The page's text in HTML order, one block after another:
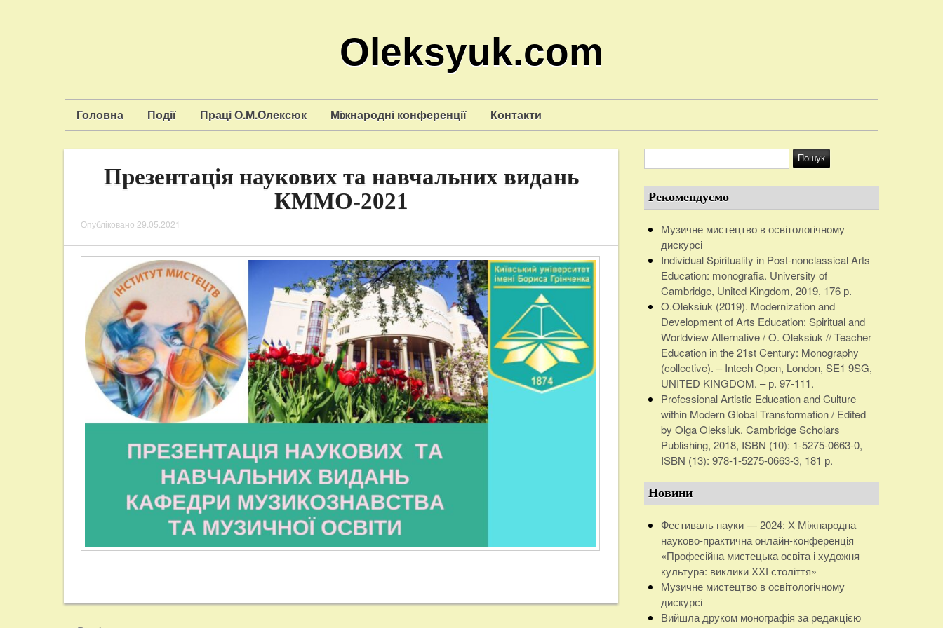
Oleksyuk.com
Головна Події Праці О.М.Олексюк Міжнародні конференції Контакти
Презентація наукових та навчальних видань
КММО-2021
Опубліковано 29.05.2021
Рекомендуємо
Музичне мистецтво в освітологічному
дискурсі
Individual Spirituality in Post-nonclassical Arts
Education: monografia. University of
Cambridge, United Kingdom, 2019, 176 р.
O.Oleksiuk (2019). Modernization and
Development of Arts Education: Spiritual and
Worldview Alternative / O. Oleksiuk // Teacher
Education in the 21st Century: Monography
(collective). – Intech Open, London, SE1 9SG,
UNITED KINGDOM. – р. 97-111.
Professional Artistic Education and Culture
within Modern Global Transformation / Edited
by Olga Oleksiuk. Cambridge Scholars
Publishing, 2018, ISBN (10): 1-5275-0663-0,
ISBN (13): 978-1-5275-0663-3, 181 р.
Новини
Фестиваль науки — 2024: Х Міжнародна
науково-практична онлайн-конференція
«Професійна мистецька освіта і художня
культура: виклики ХХІ століття»
Музичне мистецтво в освітологічному
дискурсі
Вийшла друком монографія за редакцією